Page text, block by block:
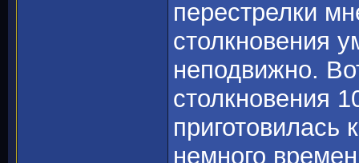
перестрелки
столкновения
неподвижно.
столкновения
приготовилась
немного